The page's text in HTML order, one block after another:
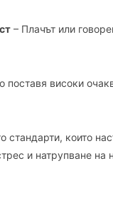
– Плачът или
поставя високи
стандарти, които
и натрупване на